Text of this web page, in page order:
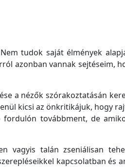
tudok saját élmények
azonban vannak
a nézők szórakoztatásán
kicsi az önkritikájuk, hogy
továbbment, de
vagyis talán zseniálisan
kapcsolatban